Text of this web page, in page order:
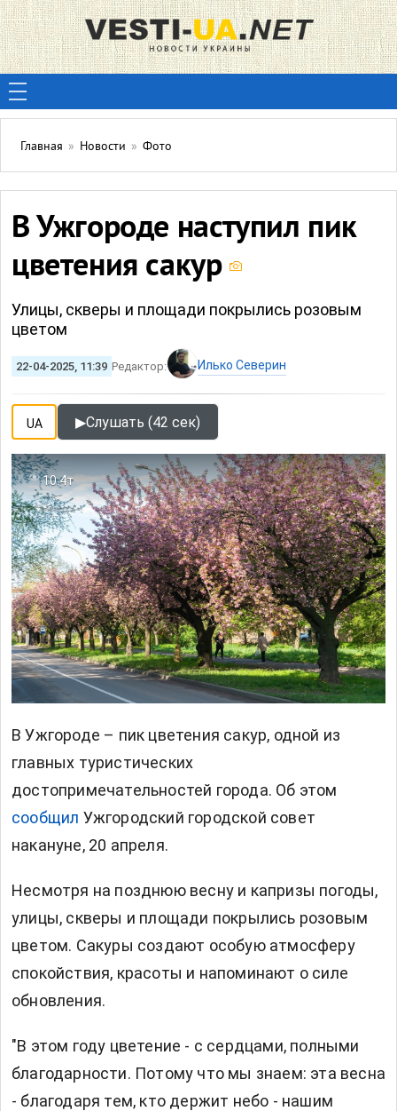
Главная » Новости » Фото
В Ужгороде наступил пик
цветения сакур
Улицы, скверы и площади покрылись розовым
цветом
22-04-2025, 11:39 Редактор: Илько Северин
UA ▶Слушать (42 сек)
10.4т
В Ужгороде – пик цветения сакур, одной из
главных туристических
достопримечательностей города. Об этом
сообщил Ужгородский городской совет
накануне, 20 апреля.
Несмотря на позднюю весну и капризы погоды,
улицы, скверы и площади покрылись розовым
цветом. Сакуры создают особую атмосферу
спокойствия, красоты и напоминают о силе
обновления.
"В этом году цветение - с сердцами, полными
благодарности. Потому что мы знаем: эта весна
- благодаря тем, кто держит небо - нашим